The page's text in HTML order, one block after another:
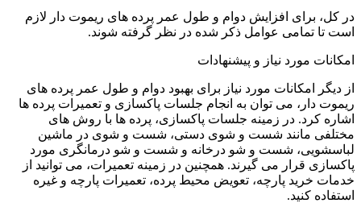
در کل، برای افزایش دوام و طول عمر پرده های ریموت دار لازم
است تا تمامی عوامل ذکر شده در نظر گرفته شوند.
امکانات مورد نیاز و پیشنهادات
از دیگر امکانات مورد نیاز برای بهبود دوام و طول عمر پرده های
ریموت دار، می توان به انجام جلسات پاکسازی و تعمیرات پرده ها
اشاره کرد. در زمینه جلسات پاکسازی، پرده ها با روش های
مختلفی مانند شست و شوی دستی، شست و شوی در ماشین
لباسشویی، شست و شو درخانه و شست و شو درمانگری مورد
پاکسازی قرار می گیرند. همچنین در زمینه تعمیرات، می توانید از
خدمات خرید پارچه، تعویض محیط پرده، تعمیرات پارچه و غیره
استفاده کنید.